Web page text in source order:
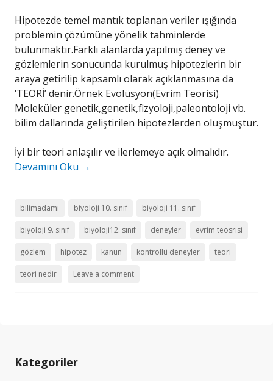
Hipotezde temel mantık toplanan veriler ışığında
problemin çözümüne yönelik tahminlerde
bulunmaktır.Farklı alanlarda yapılmış deney ve
gözlemlerin sonucunda kurulmuş hipotezlerin bir
araya getirilip kapsamlı olarak açıklanmasına da
‘TEORİ’ denir.Örnek Evolüsyon(Evrim Teorisi)
Moleküler genetik,genetik,fizyoloji,paleontoloji vb.
bilim dallarında geliştirilen hipotezlerden oluşmuştur.
İyi bir teori anlaşılır ve ilerlemeye açık olmalıdır.
Devamını Oku →
bilimadamı biyoloji 10. sınıf biyoloji 11. sınıf
biyoloji 9. sınıf biyoloji12. sınıf deneyler evrim teosrisi
gözlem hipotez kanun kontrollü deneyler teori
teori nedir Leave a comment
Kategoriler